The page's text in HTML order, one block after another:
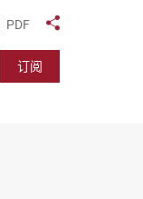
PDF 分享到
订阅